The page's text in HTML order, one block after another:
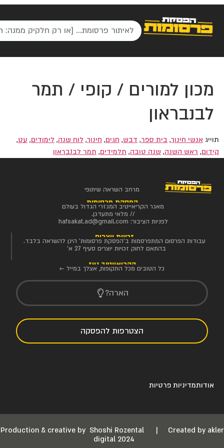
מכון למורים / קופי / תמר
לבנבראון
תוייג אנשי חינוך, בית ספר, דבש, חגים, חינוך, לוח שנה, לימודים, עט,
קידום, ראש השנה, שנה טובה, תלמידים, תמר לבנבראון
מרחב השראה שיתופי
הפסקת פרסומות
מאגר הקריאייטיב המגזרי הגדול בעולם
// מלאי מתעדכן.
לפניות הציבור: hafsakat.ad@gmail.com
זכויות יוצרים
עבודות הפרסום המתפרסמות ב'הפסקת פרסומות' הינן להשראה בלבד.
בהתאם לחוק זכויות יוצרים סעיף 27 א'
הקריאייטיב ניוז
כל הטובים מכל התקופות, אצלך במייל ←
הארה?
הצטרפות להפסקה
אודותמדיניות פרטיות
Production & creative by Shoshi Rozental | Created by akler
digital 2024